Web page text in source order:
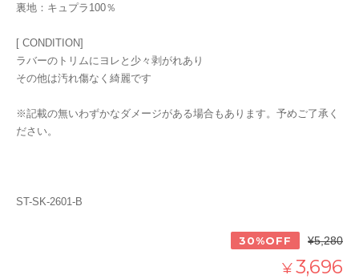
裏地：キュプラ100％
[ CONDITION]
ラバーのトリムにヨレと少々剥がれあり
その他は汚れ傷なく綺麗です
※記載の無いわずかなダメージがある場合もあります。予めご了承く
ださい。
ST-SK-2601-B
30%OFF ¥5,280
¥3,696